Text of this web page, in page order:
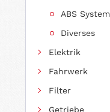
ABS System
Diverses
Elektrik
Fahrwerk
Filter
Getriebe